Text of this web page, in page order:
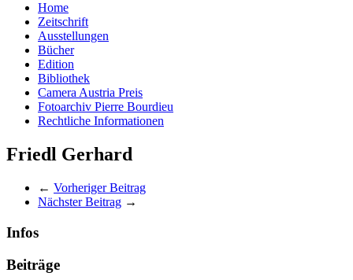
Home
Zeitschrift
Ausstellungen
Bücher
Edition
Bibliothek
Camera Austria Preis
Fotoarchiv Pierre Bourdieu
Rechtliche Informationen
Friedl Gerhard
← Vorheriger Beitrag
Nächster Beitrag →
Infos
Beiträge